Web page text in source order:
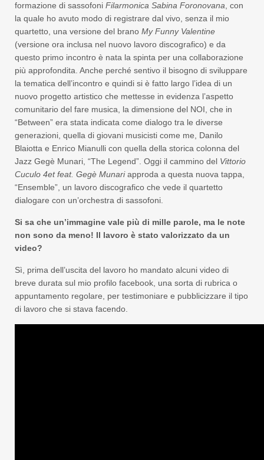
formazione di sassofoni Filarmonica Sabina Foronovana , con
la quale ho avuto modo di registrare dal vivo, senza il mio
quartetto, una versione del brano My Funny Valentine
(versione ora inclusa nel nuovo lavoro discografico) e da
questo primo incontro è nata la spinta per una collaborazione
più approfondita. Anche perché sentivo il bisogno di sviluppare
la tematica dell’incontro e quindi si è fatto largo l’idea di un
nuovo progetto artistico che mettesse in evidenza l’aspetto
comunitario del fare musica, la dimensione del NOI, che in
“Between” era stata indicata come dialogo tra le diverse
generazioni, quella di giovani musicisti come me, Danilo
Blaiotta e Enrico Mianulli con quella della storica colonna del
Jazz Gegè Munari, “The Legend”. Oggi il cammino del Vittorio
Cuculo 4et feat. Gegè Munariapproda a questa nuova tappa,
“Ensemble”, un lavoro discografico che vede il quartetto
dialogare con un’orchestra di sassofoni.
Si sa che un’immagine vale più di mille parole, ma le note
non sono da meno! Il lavoro è stato valorizzato da un
video?
Sì, prima dell’uscita del lavoro ho mandato alcuni video di
breve durata sul mio profilo facebook, una sorta di rubrica o
appuntamento regolare, per testimoniare e pubblicizzare il tipo
di lavoro che si stava facendo.